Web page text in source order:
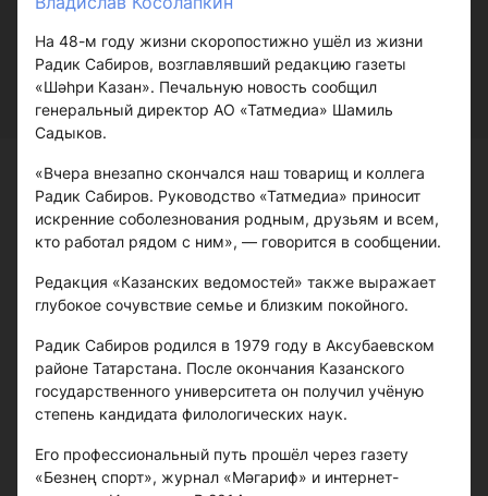
На 48-м году жизни скоропостижно ушёл из жизни
Радик Сабиров, возглавлявший редакцию газеты
«Шәһри Казан». Печальную новость сообщил
генеральный директор АО «Татмедиа» Шамиль
Садыков.
«Вчера внезапно скончался наш товарищ и коллега
Радик Сабиров. Руководство «Татмедиа» приносит
искренние соболезнования родным, друзьям и всем,
кто работал рядом с ним», — говорится в сообщении.
Редакция «Казанских ведомостей» также выражает
глубокое сочувствие семье и близким покойного.
Радик Сабиров родился в 1979 году в Аксубаевском
районе Татарстана. После окончания Казанского
государственного университета он получил учёную
степень кандидата филологических наук.
Его профессиональный путь прошёл через газету
«Безнең спорт», журнал «Мәгариф» и интернет-